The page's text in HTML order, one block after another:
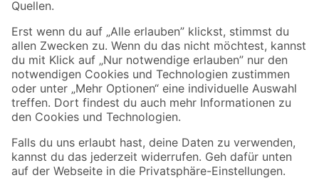
Sicher einkaufen
Jetzt die toom-App herunterladen
Alle Preisangaben in EUR inkl. gesetzl. MwSt.. Die dargestellten Angebote sind unter
Umständen nicht in allen Märkten verfügbar. Die angegebenen Verfügbarkeiten beziehen